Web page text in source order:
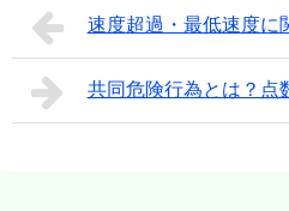
速度超過・最低速度に
共同危険行為とは？点